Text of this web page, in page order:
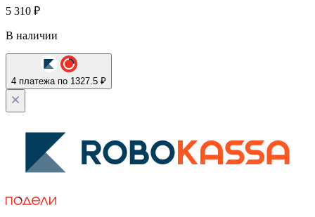
5 310 ₽
В наличии
4 платежа по 1327.5 ₽